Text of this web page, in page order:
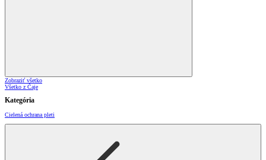
Zobraziť všetko
Všetko z Čaje
Kategória
Cielená ochrana pleti